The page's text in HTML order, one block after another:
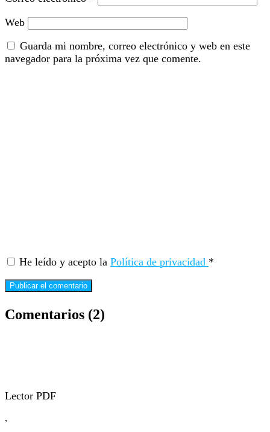
Web
Guarda mi nombre, correo electrónico y web en este
navegador para la próxima vez que comente.
He leído y acepto la Política de privacidad *
Comentarios (2)
Lector PDF
,